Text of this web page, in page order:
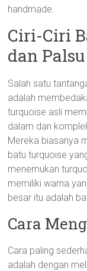
handmade.
Ciri-Ciri
dan Palsu
Salah satu
adalah
turquoise asli
dalam dan
Mereka biasanya
batu turquoise
menemukan
memiliki warna
besar itu adalah
Cara
Cara paling
adalah dengan